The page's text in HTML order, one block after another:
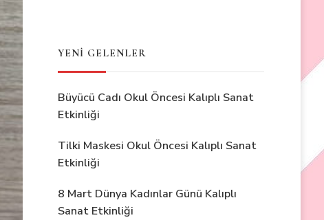
YENİ GELENLER
Büyücü Cadı Okul Öncesi Kalıplı Sanat
Etkinliği
Tilki Maskesi Okul Öncesi Kalıplı Sanat
Etkinliği
8 Mart Dünya Kadınlar Günü Kalıplı
Sanat Etkinliği